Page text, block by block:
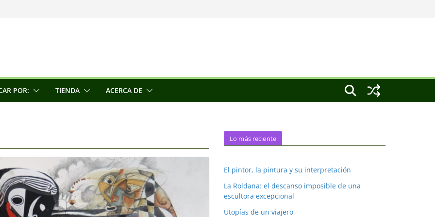
escultora
la conciencia
POR: TIENDA ACERCA DE
Lo más reciente
El pintor, la pintura y su interpretación
La Roldana: el descanso imposible de una
escultora excepcional
Utopías de un viajero